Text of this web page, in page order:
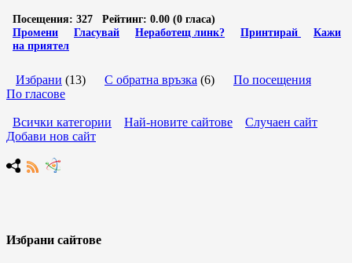
Посещения: 327 Рейтинг: 0.00 (0 гласа)
Промени
Гласувай Неработещ линк? Принтирай
Кажи
на приятел
Избрани (13) С обратна връзка (6) По посещения
По гласове
Всички категории Най-новите сайтове
Случаен сайт
Добави нов сайт
Избрани сайтове